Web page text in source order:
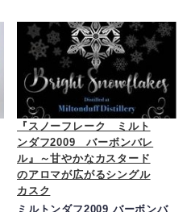
『スノーフレーク ミルト
ンダフ2009 バーボンバレ
ル』～甘やかなカスタード
のアロマが広がるシングル
カスク
ミルトンダフ2009 バーボンバ